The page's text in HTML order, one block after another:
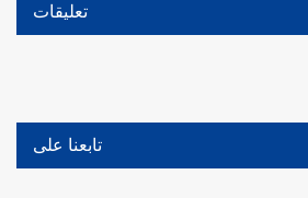
تعليقات
تابعنا على